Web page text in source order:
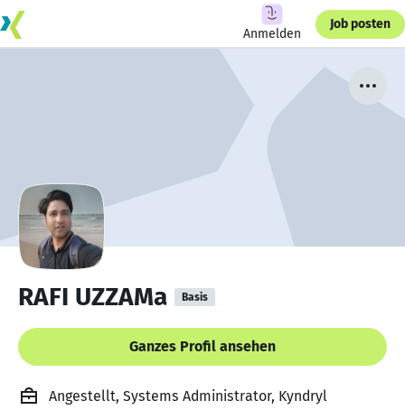
Anmelden
Job posten
RAFI UZZAMa Basis
Ganzes Profil ansehen
Angestellt, Systems Administrator, Kyndryl